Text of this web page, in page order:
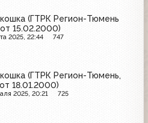
(ГТРК Регион-Тюмень
15.02.2000)
2025, 22:44 747
(ГТРК Регион-Тюмень,
18.01.2000)
2025, 20:21 725